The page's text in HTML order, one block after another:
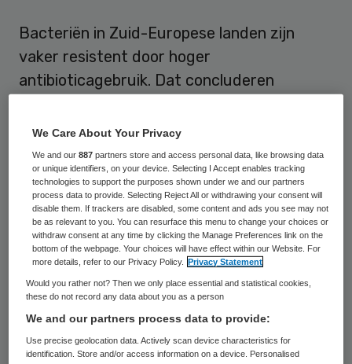
Bacteriën in Zuid-Europese landen zijn
vaker resistent door hoger
antibioticagebruik. Dat concluderen
universiteiten van Nottingham, Maastricht
en Antwerpen in BMC Infectious Diseases.
De onderzoekers vonden een duidelijk
verband tussen antibioticagebruik in de
bevolking en ontwikkeling vanresistente
bacteriestammen. Niet alleen bij individuele
patiënten, maar ook lokaal, in regio’s en in
zijn meer bacteriestammen resistent.
We Care About Your Privacy
We and our887 partners store and access personal data, like browsing data
or unique identifiers, on your device. Selecting I Accept enables tracking
technologies to support the purposes shown under we and our partners
process data to provide. Selecting Reject All or withdrawing your consent will
disable them. If trackers are disabled, some content and ads you see may not
be as relevant to you. You can resurface this menu to change your choices or
withdraw consent at any time by clicking the Manage Preferences link on the
bottom of the webpage. Your choices will have effect within our Website. For
more details, refer to our Privacy Policy.
Privacy Statement
Would you rather not? Then we only place essential and statistical cookies,
these do not record any data about you as a person
We and our partners process data to provide:
Use precise geolocation data. Actively scan device characteristics for
identification. Store and/or access information on a device. Personalised